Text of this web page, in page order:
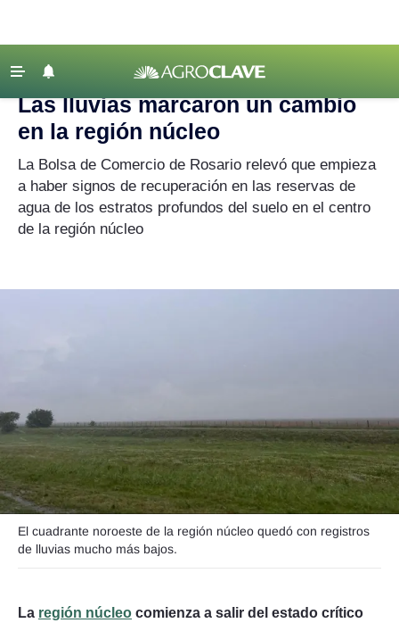
Agricultura
Lechería
Tecnología
Seguinos
‹ VOLVER
Agroclave Crónicas de Campaña | región núcleo
Las lluvias marcaron un cambio
en la región núcleo
La Bolsa de Comercio de Rosario relevó que empieza
a haber signos de recuperación en las reservas de
agua de los estratos profundos del suelo en el centro
de la región núcleo
El cuadrante noroeste de la región núcleo quedó con registros
de lluvias mucho más bajos.
La región núcleo comienza a salir del estado crítico